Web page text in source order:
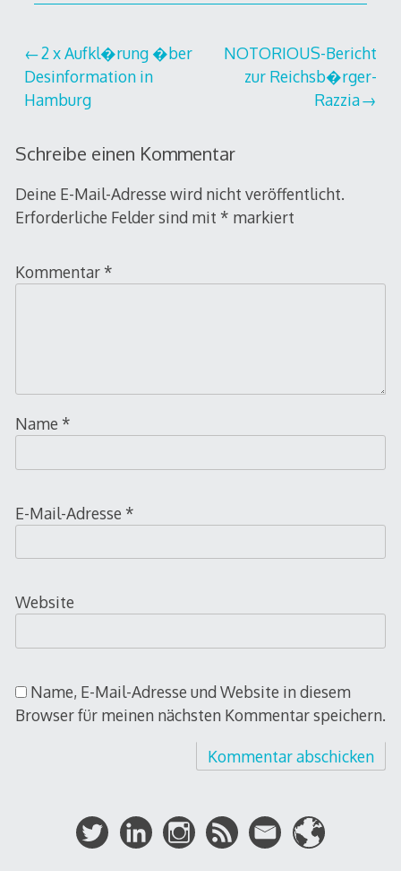
Beitragsnavigation
2 x Aufkl�rung �ber
Desinformation in
Hamburg
NOTORIOUS-Bericht
zur Reichsb�rger-
Razzia
Schreibe einen Kommentar
Deine E-Mail-Adresse wird nicht veröffentlicht.
Erforderliche Felder sind mit * markiert
Kommentar *
Name *
E-Mail-Adresse *
Website
Name, E-Mail-Adresse und Website in diesem
Browser für meinen nächsten Kommentar speichern.